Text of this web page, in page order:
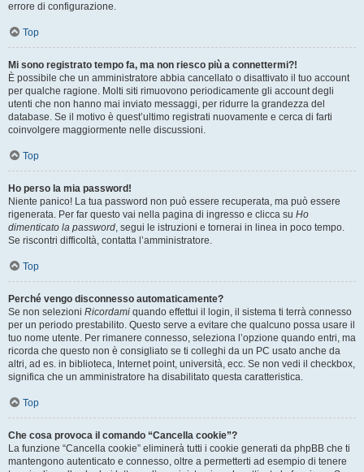
errore di configurazione.
Top
Mi sono registrato tempo fa, ma non riesco più a connettermi?!
È possibile che un amministratore abbia cancellato o disattivato il tuo account
per qualche ragione. Molti siti rimuovono periodicamente gli account degli
utenti che non hanno mai inviato messaggi, per ridurre la grandezza del
database. Se il motivo è quest’ultimo registrati nuovamente e cerca di farti
coinvolgere maggiormente nelle discussioni.
Top
Ho perso la mia password!
Niente panico! La tua password non può essere recuperata, ma può essere
rigenerata. Per far questo vai nella pagina di ingresso e clicca su Ho
dimenticato la password, segui le istruzioni e tornerai in linea in poco tempo.
Se riscontri difficoltà, contatta l’amministratore.
Top
Perché vengo disconnesso automaticamente?
Se non selezioni Ricordami quando effettui il login, il sistema ti terrà connesso
per un periodo prestabilito. Questo serve a evitare che qualcuno possa usare il
tuo nome utente. Per rimanere connesso, seleziona l’opzione quando entri, ma
ricorda che questo non è consigliato se ti colleghi da un PC usato anche da
altri, ad es. in biblioteca, Internet point, università, ecc. Se non vedi il checkbox,
significa che un amministratore ha disabilitato questa caratteristica.
Top
Che cosa provoca il comando “Cancella cookie”?
La funzione “Cancella cookie” eliminerà tutti i cookie generati da phpBB che ti
mantengono autenticato e connesso, oltre a permetterti ad esempio di tenere